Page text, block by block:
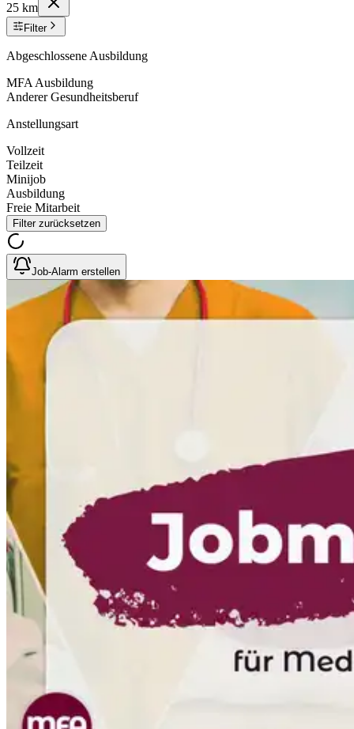
25 km
Filter
Abgeschlossene Ausbildung
MFA Ausbildung
Anderer Gesundheitsberuf
Anstellungsart
Vollzeit
Teilzeit
Minijob
Ausbildung
Freie Mitarbeit
Filter zurücksetzen
Job-Alarm erstellen